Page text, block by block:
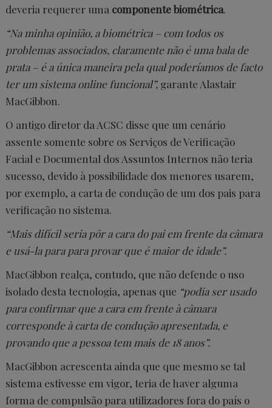
deveria requerer uma componente biométrica.
“Na minha opinião, a biométrica – com todos os
problemas associados, claramente não é uma bala de
prata – é a única maneira pela qual poderíamos de facto
ter um sistema online funcional”, garante Alastair
MacGibbon.
O antigo diretor da ACSC disse que um cenário
assente somente sobre os Serviços de Verificação
Facial e Documental dos Assuntos Internos não teria
sucesso, devido à possibilidade dos menores usarem,
por exemplo, a carta de condução de um dos pais para
verificação no sistema.
“Mais difícil seria pôr a cara do pai em frente da câmara
e usá-la para para provar que é maior de idade”.
MacGibbon realça, contudo, que não defende o uso
isolado desta tecnologia, apenas que “podia ser usado
para confirmar que a cara em frente à câmara
corresponde à carta de condução apresentada, e
provando que a pessoa tem mais de 18 anos”.
MacGibbon acrescenta ainda que que mesmo se tal
sistema estivesse em vigor, teria de haver alguma
forma de compulsão para utilizadores fora do país o